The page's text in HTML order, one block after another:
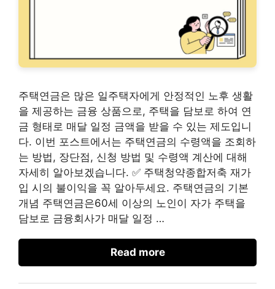
주택연금은 많은 일주택자에게 안정적인 노후 생활
을 제공하는 금융 상품으로, 주택을 담보로 하여 연
금 형태로 매달 일정 금액을 받을 수 있는 제도입니
다. 이번 포스트에서는 주택연금의 수령액을 조회하
는 방법, 장단점, 신청 방법 및 수령액 계산에 대해
자세히 알아보겠습니다. ✅ 주택청약종합저축 재가
입 시의 불이익을 꼭 알아두세요. 주택연금의 기본
개념 주택연금은60세 이상의 노인이 자가 주택을
담보로 금융회사가 매달 일정 …
Read more